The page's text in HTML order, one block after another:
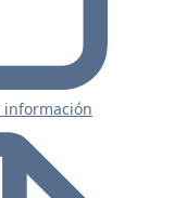
información